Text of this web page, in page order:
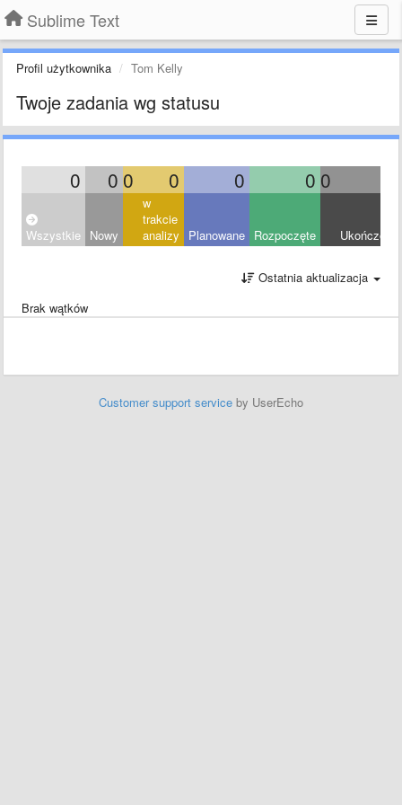
Sublime Text
Profil użytkownika Tom Kelly
Twoje zadania wg statusu
0 0 0 0 0 0 0
Wszystkie Nowy
w
trakcie
analizy
Planowane Rozpoczęte Ukończony
Ostatnia aktualizacja
Brak wątków
Customer support service by UserEcho